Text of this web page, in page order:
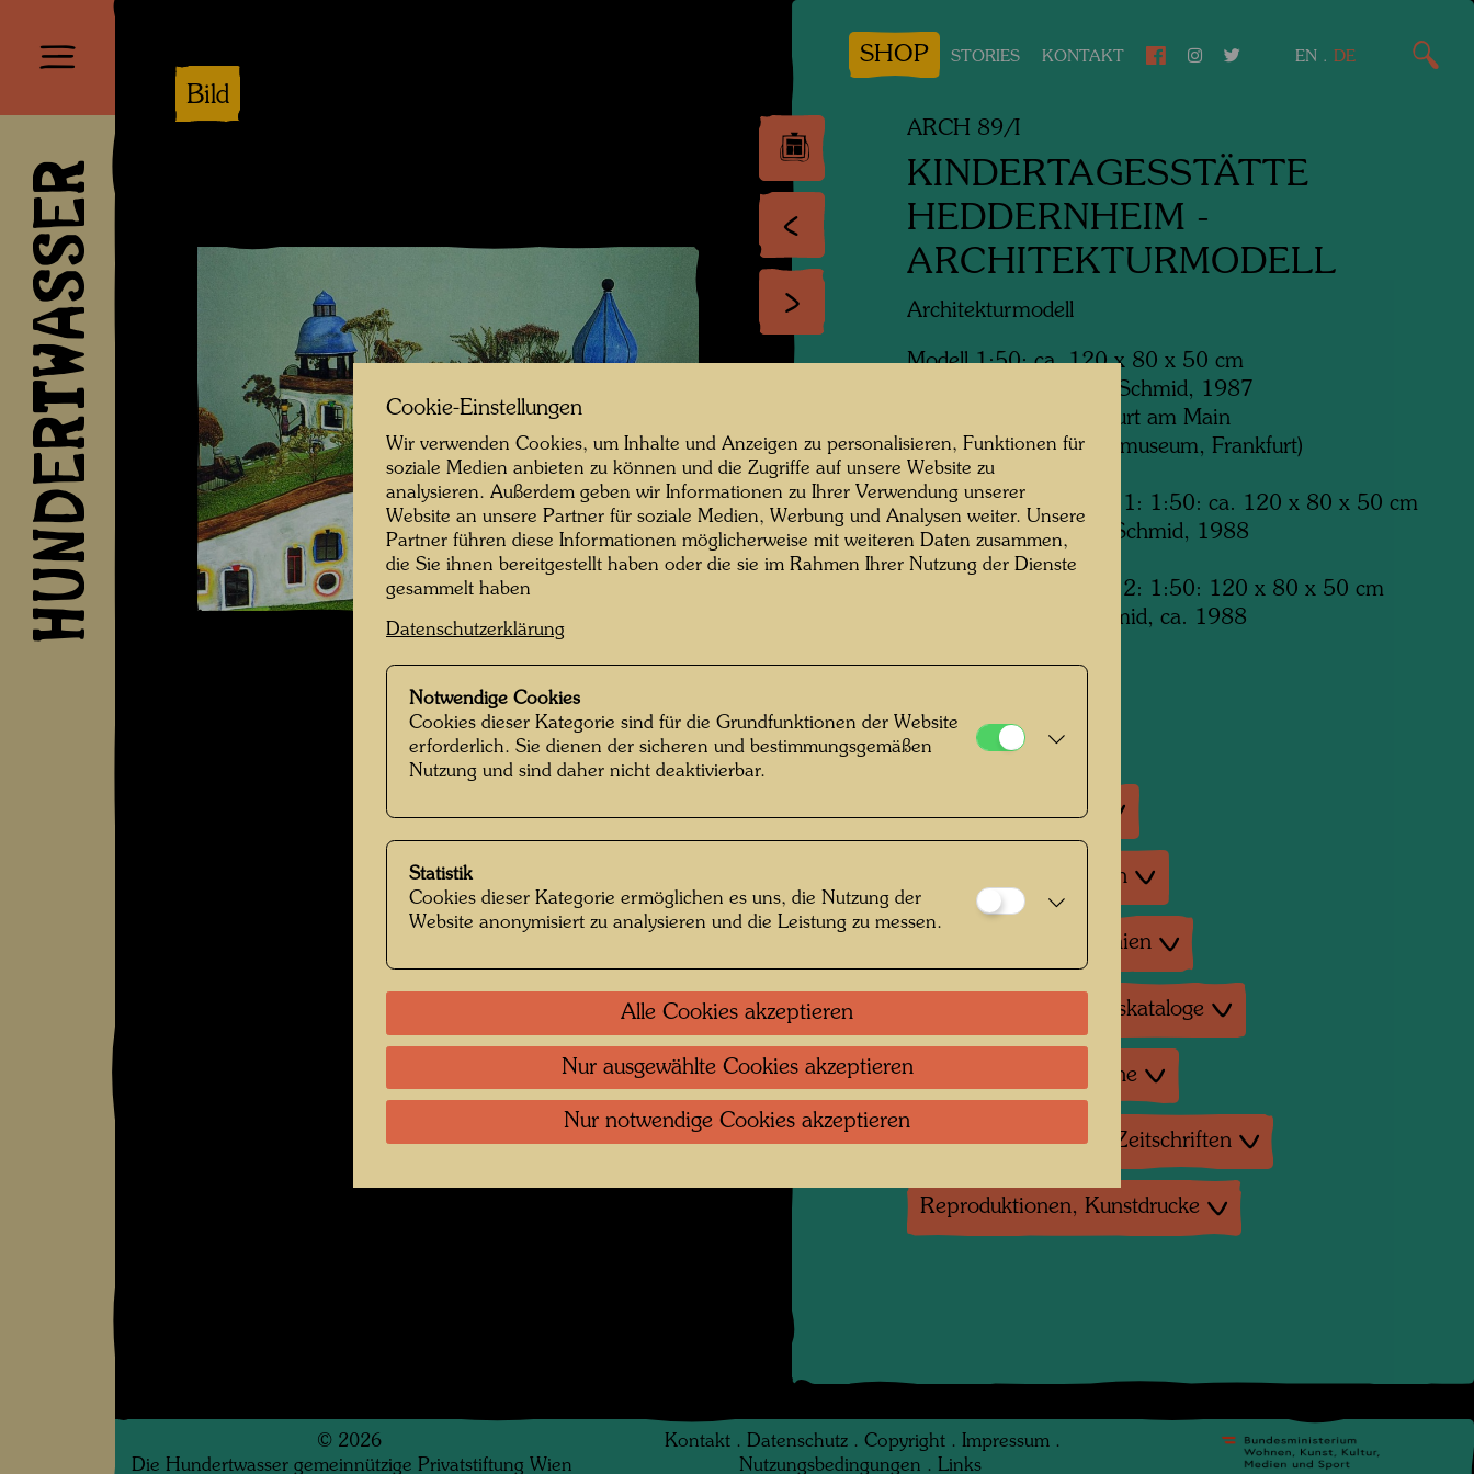
HUNDERTWASSER
SHOP STORIES KONTAKT EN . DE
Bild
ARCH 89/I
KINDERTAGESSTÄTTE
HEDDERNHEIM -
ARCHITEKTURMODELL
Architekturmodell
Modell 1:50: ca. 120 x 80 x 50 cm
Ausgeführt von Alfred Schmid, 1987
Standort: Stadt Frankfurt am Main
(Deutsches Architekturmuseum, Frankfurt)
Ausstellungsmodell Nr. 1: 1:50: ca. 120 x 80 x 50 cm
ausgeführt von Alfred Schmid, 1988
Ausstellungsmodell Nr. 2: 1:50: 120 x 80 x 50 cm
Ausgeführt Alfred Schmid, ca. 1988
1987
Einzelausstellungen
Gruppenausstellungen
Literatur: Monographien
Literatur: Ausstellungskataloge
Literatur: Verschiedene
Literatur: Magazine, Zeitschriften
Reproduktionen, Kunstdrucke
© 2026
Die Hundertwasser gemeinnützige Privatstiftung Wien
Kontakt . Datenschutz . Copyright . Impressum .
Nutzungsbedingungen . Links
Cookie-Einstellungen
Wir verwenden Cookies, um Inhalte und Anzeigen zu personalisieren, Funktionen für
soziale Medien anbieten zu können und die Zugriffe auf unsere Website zu
analysieren. Außerdem geben wir Informationen zu Ihrer Verwendung unserer
Website an unsere Partner für soziale Medien, Werbung und Analysen weiter. Unsere
Partner führen diese Informationen möglicherweise mit weiteren Daten zusammen,
die Sie ihnen bereitgestellt haben oder die sie im Rahmen Ihrer Nutzung der Dienste
gesammelt haben
Datenschutzerklärung
Notwendige Cookies
Cookies dieser Kategorie sind für die Grundfunktionen der Website
erforderlich. Sie dienen der sicheren und bestimmungsgemäßen
Nutzung und sind daher nicht deaktivierbar.
Statistik
Cookies dieser Kategorie ermöglichen es uns, die Nutzung der
Website anonymisiert zu analysieren und die Leistung zu messen.
Alle Cookies akzeptieren
Nur ausgewählte Cookies akzeptieren
Nur notwendige Cookies akzeptieren